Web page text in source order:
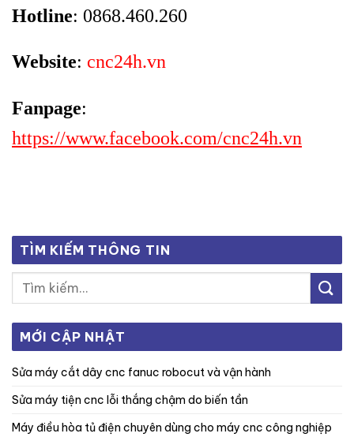
Hotline: 0868.460.260
Website: cnc24h.vn
Fanpage:
https://www.facebook.com/cnc24h.vn
TÌM KIẾM THÔNG TIN
MỚI CẬP NHẬT
sửa máy cắt dây cnc fanuc robocut và vận hành
sửa máy tiện cnc lỗi thắng chậm do biến tần
máy điều hòa tủ điện chuyên dùng cho máy cnc công nghiệp